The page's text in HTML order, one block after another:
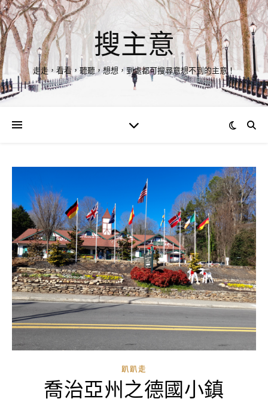
搜主意
走走，看看，聽聽，想想，到處都可搜尋意想不到的主意！
趴趴走
喬治亞州之德國小鎮